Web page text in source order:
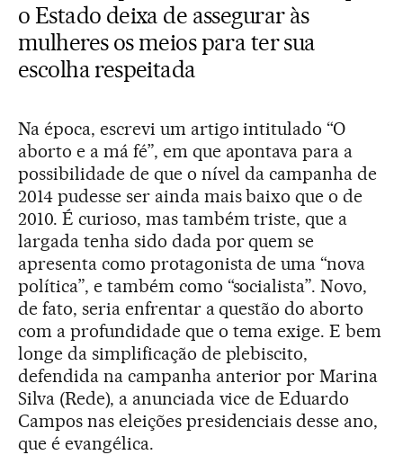
o Estado deixa de assegurar às
mulheres os meios para ter sua
escolha respeitada
Na época, escrevi um artigo intitulado “O
aborto e a má fé”, em que apontava para a
possibilidade de que o nível da campanha de
2014 pudesse ser ainda mais baixo que o de
2010. É curioso, mas também triste, que a
largada tenha sido dada por quem se
apresenta como protagonista de uma “nova
política”, e também como “socialista”. Novo,
de fato, seria enfrentar a questão do aborto
com a profundidade que o tema exige. E bem
longe da simplificação de plebiscito,
defendida na campanha anterior por Marina
Silva (Rede), a anunciada vice de Eduardo
Campos nas eleições presidenciais desse ano,
que é evangélica.